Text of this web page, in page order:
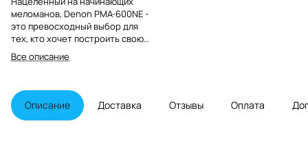
меломанов, Denon PMA-600NE -
это превосходный выбор для
тех, кто хочет построить свою
первую 2-канальную систему Hi-
Fi. PMA-600NE обеспечивает
эмоциональное
воспроизведение винила и
аудио высокого разрешения
Все описание
Описание Доставка Отзывы Оплата